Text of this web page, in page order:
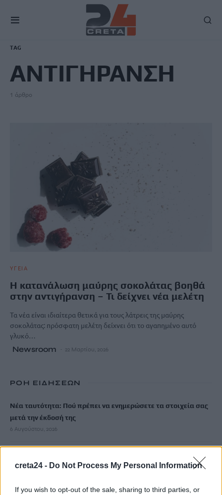
creta24 - Do Not Process My Personal Information
If you wish to opt-out of the sale, sharing to third parties, or
TAG
ΑΝΤΙΓΗΡΑΝΣΗ
1 άρθρο
ΥΓΕΙΑ
Η κατανάλωση μαύρης σοκολάτας βοηθά
στην αντιγήρανση – Τι δείχνει νέα μελέτη
Τα νέα είναι ιδιαίτερα θετικά για τους λάτρεις της μαύρης
σοκολάτας: πρόσφατη μελέτη δείχνει ότι το αγαπημένο αυτό
γλυκό…
Newsroom 22 Μαρτίου, 2026
ΡΟΗ ΕΙΔΗΣΕΩΝ
Νέα ταυτότητα: Πού πρέπει να ενημερώσετε τα στοιχεία σας
μετά την έκδοσή της
6 Αυγούστου, 2026
Ιδρώτας και διατροφή το καλοκαίρι: Ποιες τροφές προκαλούν
κακοσμία